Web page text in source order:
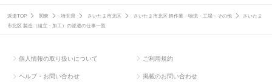
派遣TOP 関東 埼玉県 さいたま市北区 さいたま市北区 軽作業・物流・工場・その他
さいたま
市北区 製造（組立・加工）の派遣の仕事一覧
個人情報の取り扱いについて ご利用規約
ヘルプ・お問い合わせ 掲載のお問い合わせ